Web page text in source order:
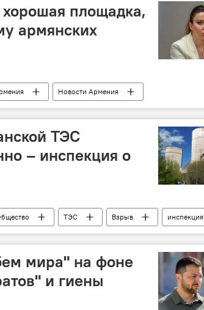
площадка,
армянских
Новости Армения
ТЭС
– инспекция о
ТЭС Взрыв инспекция
мира" на фоне
и гиены